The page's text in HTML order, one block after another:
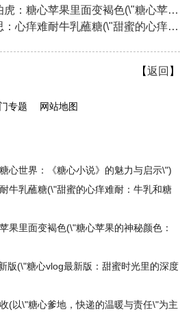
上一篇 : 糖心vlog视频唐伯虎：糖心苹果里面变褐色(\"糖心苹果的神
下一篇 : 糖心vlog什么意思：心痒难耐牛乳蘸糖(\"甜蜜的心痒难耐：
【返回 】
专题 网站地图
心世界：《糖心小说》的魅力与启示\")
牛乳蘸糖(\"甜蜜的心痒难耐：牛乳和糖
果里面变褐色(\"糖心苹果的神秘颜色：
版(\"糖心vlog最新版：甜蜜时光里的深度
(以\"糖心爹地，快递的温暖与责任\"为主